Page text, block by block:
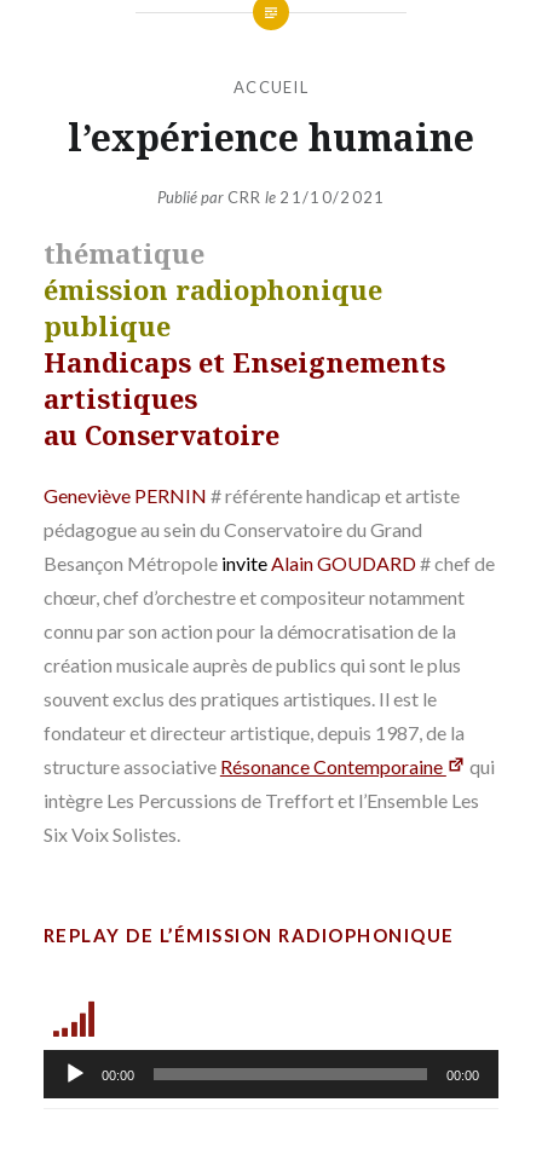
ACCUEIL
l’expérience humaine
Publié par CRR le 21/10/2021
thématique
émission radiophonique
publique
Handicaps et Enseignements
artistiques
au Conservatoire
Geneviève PERNIN #référente handicap et artiste
pédagogue au sein du Conservatoire du Grand
Besançon Métropole inviteAlain GOUDARD#chef de
chœur, chef d’orchestre et compositeur notamment
connu par son action pour la démocratisation de la
création musicale auprès de publics qui sont le plus
souvent exclus des pratiques artistiques. Il est le
fondateur et directeur artistique, depuis 1987, de la
structure associative Résonance Contemporaine
qui
intègre Les Percussions de Treffort et l’Ensemble Les
Six Voix Solistes.
REPLAY DE L’ÉMISSION RADIOPHONIQUE
audio
00:00 00:00